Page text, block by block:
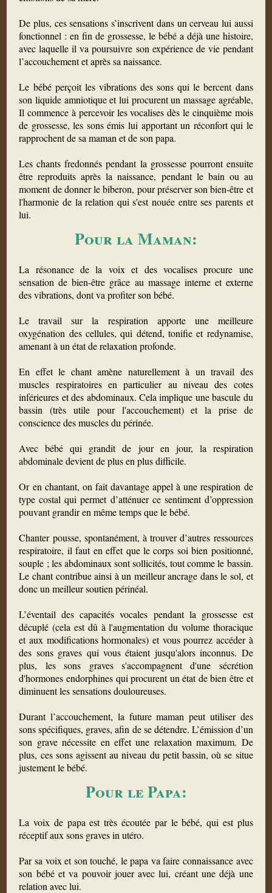
De plus, ces sensations s’inscrivent dans un cerveau lui aussi
fonctionnel : en fin de grossesse, le bébé a déjà une histoire,
avec laquelle il va poursuivre son expérience de vie pendant
l’accouchement et après sa naissance.
Le bébé perçoit les vibrations des sons qui le bercent dans
son liquide amniotique et lui procurent un massage agréable,
Il commence à percevoir les vocalises dès le cinquième mois
de grossesse, les sons émis lui apportant un réconfort qui le
rapprochent de sa maman et de son papa.
Les chants fredonnés pendant la grossesse pourront ensuite
être reproduits après la naissance, pendant le bain ou au
moment de donner le biberon, pour préserver son bien-être et
l'harmonie de la relation qui s'est nouée entre ses parents et
lui.
Pour la Maman:
La résonance de la voix et des vocalises procure une
sensation de bien-être grâce au massage interne et externe
des vibrations, dont va profiter son bébé.
Le travail sur la respiration apporte une meilleure
oxygénation des cellules, qui détend, tonifie et redynamise,
amenant à un état de relaxation profonde.
En effet le chant amène naturellement à un travail des
muscles respiratoires en particulier au niveau des cotes
inférieures et des abdominaux. Cela implique une bascule du
bassin (très utile pour l'accouchement) et la prise de
conscience des muscles du périnée.
Avec bébé qui grandit de jour en jour, la respiration
abdominale devient de plus en plus difficile.
Or en chantant, on fait davantage appel à une respiration de
type costal qui permet d’atténuer ce sentiment d’oppression
pouvant grandir en même temps que le bébé.
Chanter pousse, spontanément, à trouver d’autres ressources
respiratoire, il faut en effet que le corps soi bien positionné,
souple ; les abdominaux sont sollicités, tout comme le bassin.
Le chant contribue ainsi à un meilleur ancrage dans le sol, et
donc un meilleur soutien périnéal.
L’éventail des capacités vocales pendant la grossesse est
décuplé (cela est dû à l'augmentation du volume thoracique
et aux modifications hormonales) et vous pourrez accéder à
des sons graves qui vous étaient jusqu'alors inconnus. De
plus, les sons graves s'accompagnent d'une sécrétion
d'hormones endorphines qui procurent un état de bien être et
diminuent les sensations douloureuses.
Durant l’accouchement, la future maman peut utiliser des
sons spécifiques, graves, afin de se détendre. L’émission d’un
son grave nécessite en effet une relaxation maximum. De
plus, ces sons agissent au niveau du petit bassin, où se situe
justement le bébé.
Pour le Papa:
La voix de papa est très écoutée par le bébé, qui est plus
réceptif aux sons graves in utéro.
Par sa voix et son touché, le papa va faire connaissance avec
son bébé et va pouvoir jouer avec lui, créant une déjà une
relation avec lui.